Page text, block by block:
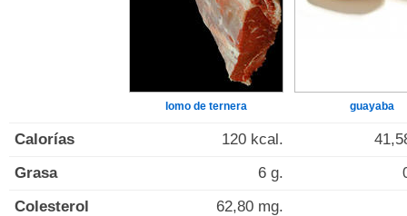
lomo de ternera guayaba
Calorías 120 kcal.
Grasa
6 g.
Colesterol
62,80 mg.